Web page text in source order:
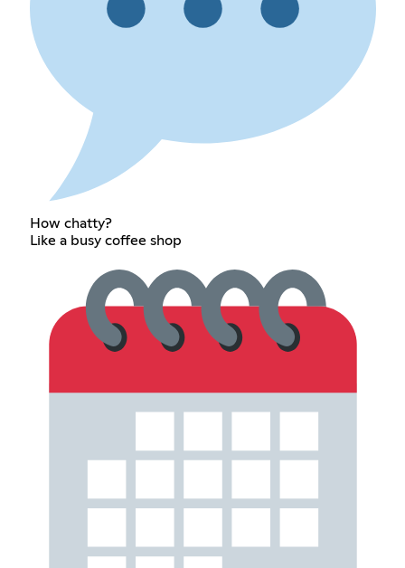
How chatty?
Like a busy coffee shop